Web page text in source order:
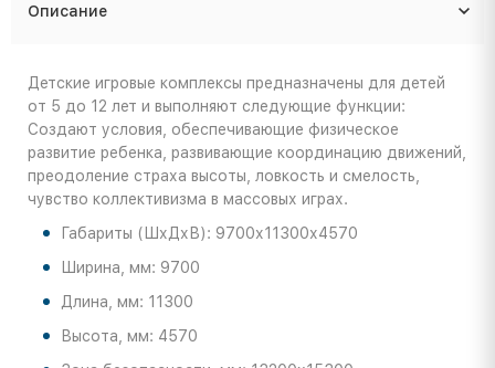
Описание
Детские игровые комплексы предназначены для детей
от 5 до 12 лет и выполняют следующие функции:
Создают условия, обеспечивающие физическое
развитие ребенка, развивающие координацию движений,
преодоление страха высоты, ловкость и смелость,
чувство коллективизма в массовых играх.
Габариты (ШхДхВ): 9700х11300х4570
Ширина, мм: 9700
Длина, мм: 11300
Высота, мм: 4570